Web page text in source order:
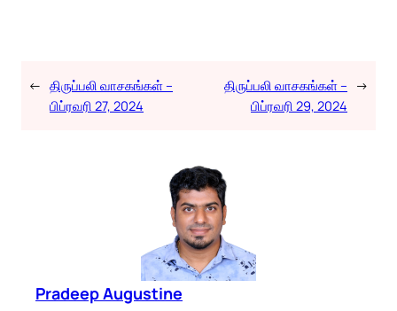
← திருப்பலி வாசகங்கள் –
பிப்ரவரி 27, 2024
திருப்பலி வாசகங்கள் –
பிப்ரவரி 29, 2024
→
Pradeep Augustine